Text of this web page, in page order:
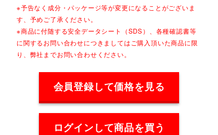
※予告なく成分・パッケージ等が変更になることがございま
す、予めご了承ください。
※商品に付随する安全データシート（SDS）、各種確認書等
に関するお問い合わせにつきましてはご購入頂いた商品に限
り、弊社までお問い合わせください。
会員登録して価格を見る
ログインして商品を買う